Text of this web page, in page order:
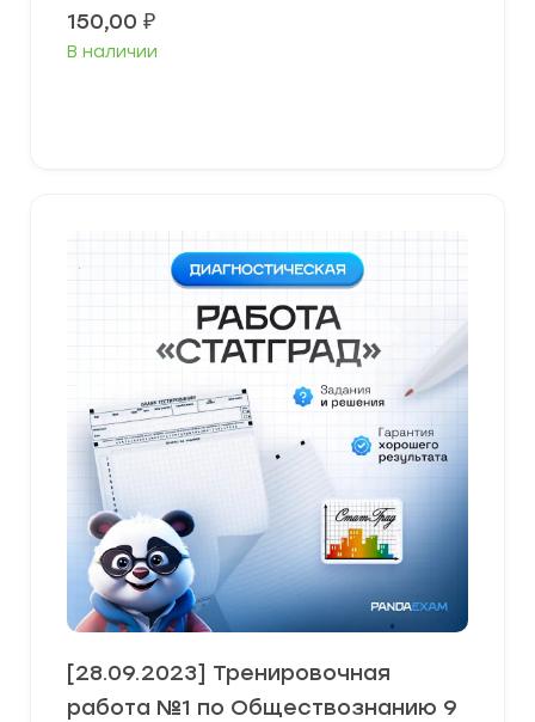
150,00 ₽
В наличии
[28.09.2023] Тренировочная
работа №1 по Обществознанию 9